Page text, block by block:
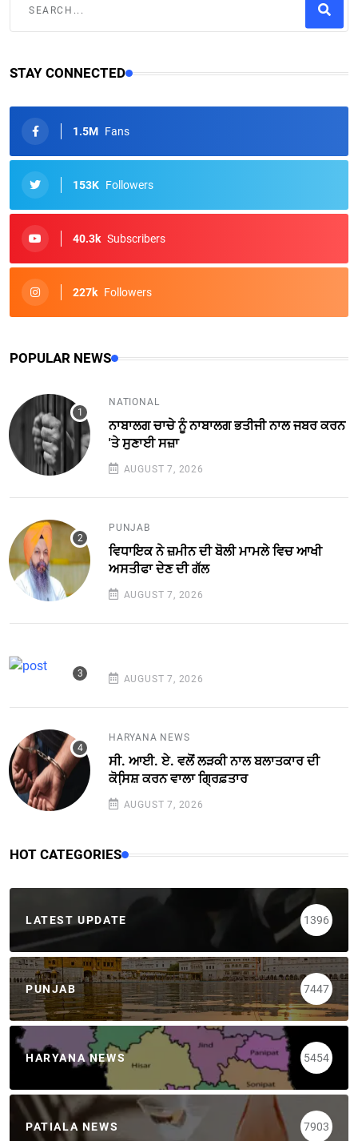
STAY CONNECTED
1.5M Fans
153K Followers
40.3k Subscribers
227k Followers
POPULAR NEWS
NATIONAL
ਨਾਬਾਲਗ ਚਾਚੇ ਨੂੰ ਨਾਬਾਲਗ ਭਤੀਜੀ ਨਾਲ ਜਬਰ ਕਰਨ
'ਤੇ ਸੁਣਾਈ ਸਜ਼ਾ
AUGUST 7, 2026
PUNJAB
ਵਿਧਾਇਕ ਨੇ ਜ਼ਮੀਨ ਦੀ ਬੋਲੀ ਮਾਮਲੇ ਵਿਚ ਆਖੀ
ਅਸਤੀਫਾ ਦੇਣ ਦੀ ਗੱਲ
AUGUST 7, 2026
AUGUST 7, 2026
HARYANA NEWS
ਸੀ. ਆਈ. ਏ. ਵਲੋਂ ਲੜਕੀ ਨਾਲ ਬਲਾਤਕਾਰ ਦੀ
ਕੋਸਿ਼ਸ਼ ਕਰਨ ਵਾਲਾ ਗ੍ਰਿਫ਼ਤਾਰ
AUGUST 7, 2026
HOT CATEGORIES
LATEST UPDATE 1396
PUNJAB 7447
HARYANA NEWS 5454
PATIALA NEWS 7903